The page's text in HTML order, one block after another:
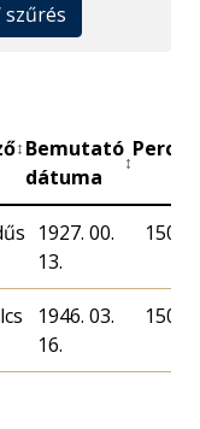
szűrés
↕ Bemutató
dátuma
↕
Perc
1927. 00.
13.
150
1946. 03.
16.
150